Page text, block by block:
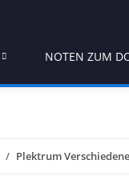
NOTEN ZUM
Plektrum